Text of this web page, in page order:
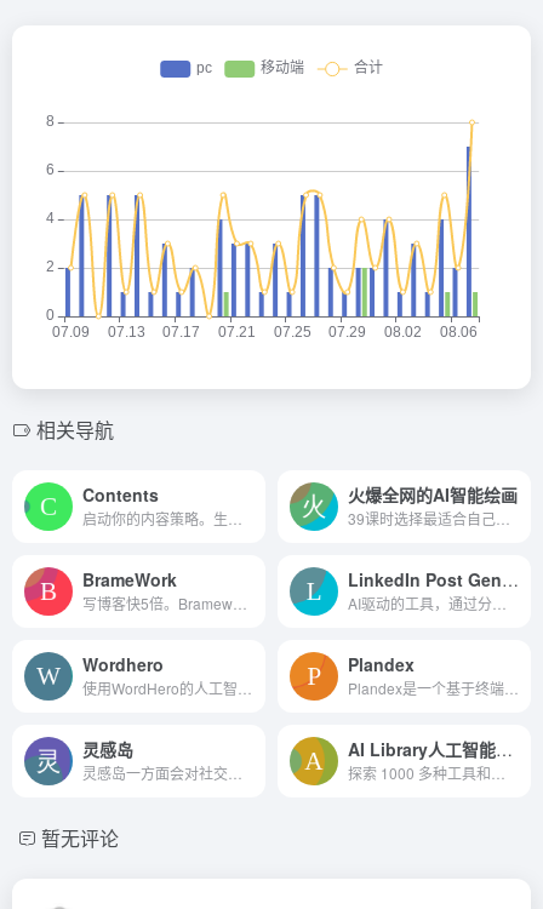
相关导航
Contents 火爆全网的AI智能绘画
BrameWork LinkedIn Post Generator
Wordhero Plandex
灵感岛 AI Library人工智能图书馆
暂无评论